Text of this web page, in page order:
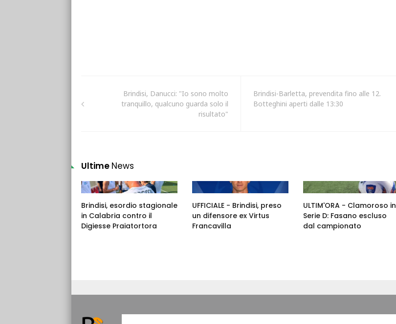
Brindisi, Danucci: "Io sono molto
tranquillo, qualcuno guarda solo il
risultato"
Brindisi-Barletta, prevendita fino alle 12.
Botteghini aperti dalle 13:30
Ultime News
Brindisi, esordio stagionale
in Calabria contro il
Digiesse Praiatortora
UFFICIALE - Brindisi, preso
un difensore ex Virtus
Francavilla
ULTIM'ORA - Clamoroso in
Serie D: Fasano escluso
dal campionato